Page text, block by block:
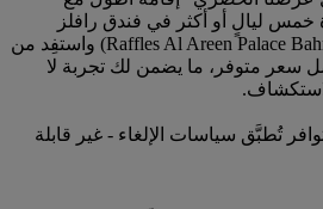
خمس ليالٍ أو أكثر في فندق رافلز
العرين بالاس البحرين (Raffles Al Areen Palace Bahrain) واستفِد من
على أفضل سعر متوفر، ما يضمن لك تجربة لا
تُطبَّق سياسات الإلغاء - غير قابلة